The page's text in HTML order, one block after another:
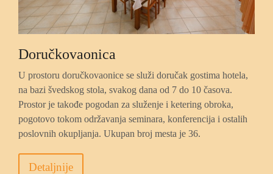
Doručkovaonica
U prostoru doručkovaonice se služi doručak gostima hotela,
na bazi švedskog stola, svakog dana od 7 do 10 časova.
Prostor je takođe pogodan za služenje i ketering obroka,
pogotovo tokom održavanja seminara, konferencija i ostalih
poslovnih okupljanja. Ukupan broj mesta je 36.
Detaljnije